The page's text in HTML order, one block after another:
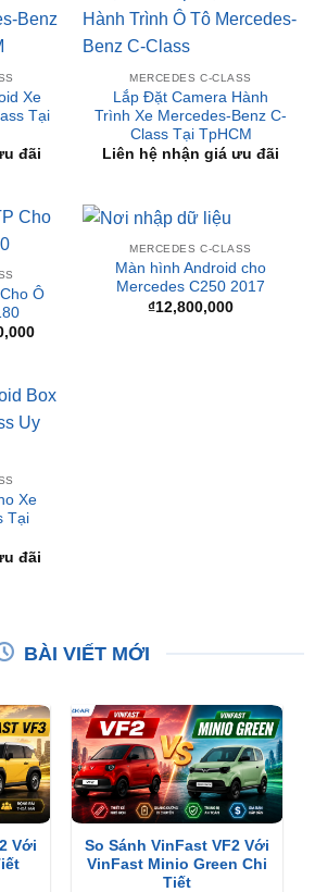
Xe
Tại
đãi
MERCEDES C-CLASS
Lắp Đặt Camera Hành
Class Tại TpHCM
Liên hệ nhận giá ưu đãi
Ô
hiện
tại
₫2,900,000.
Màn hình Android cho
Mercedes C250 2017
₫12,800,000
Xe
đãi
Với
So Sánh VinFast VF2 Với
VinFast Minio Green Chi
Tiết
XEM THÊM